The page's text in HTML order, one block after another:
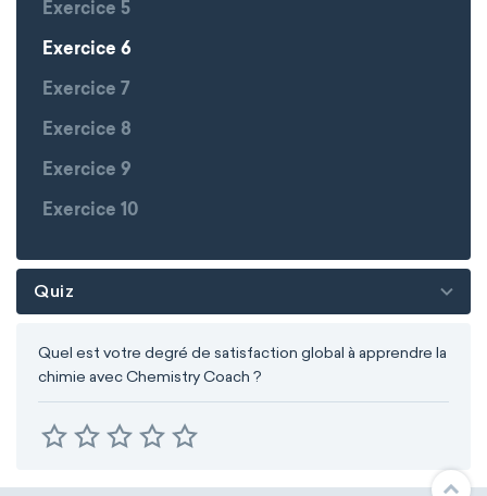
Exercice 5
Exercice 6
Exercice 7
Exercice 8
Exercice 9
Exercice 10
Quiz
Quel est votre degré de satisfaction global à apprendre la
chimie avec Chemistry Coach ?